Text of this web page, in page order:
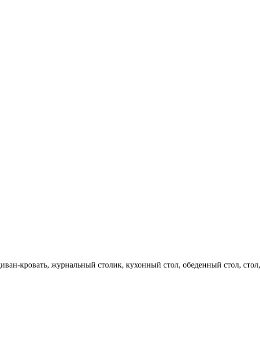
кровать, журнальный столик, кухонный стол, обеденный стол,